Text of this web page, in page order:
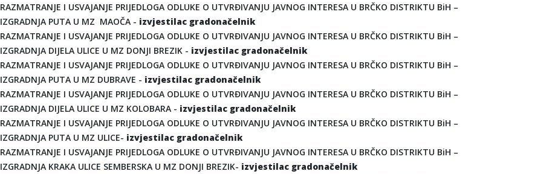
RAZMATRANJE I USVAJANJE PRIJEDLOGA ODLUKE O UTVRĐIVANJU JAVNOG INTERESA U BRČKO DISTRIKTU BiH –
IZGRADNJA PUTA U MZ MAOČA - izvjestilac gradonačelnik
RAZMATRANJE I USVAJANJE PRIJEDLOGA ODLUKE O UTVRĐIVANJU JAVNOG INTERESA U BRČKO DISTRIKTU BiH –
IZGRADNJA DIJELA ULICE U MZ DONJI BREZIK - izvjestilac gradonačelnik
RAZMATRANJE I USVAJANJE PRIJEDLOGA ODLUKE O UTVRĐIVANJU JAVNOG INTERESA U BRČKO DISTRIKTU BiH –
IZGRADNJA PUTA U MZ DUBRAVE - izvjestilac gradonačelnik
RAZMATRANJE I USVAJANJE PRIJEDLOGA ODLUKE O UTVRĐIVANJU JAVNOG INTERESA U BRČKO DISTRIKTU BiH –
IZGRADNJA DIJELA ULICE U MZ KOLOBARA - izvjestilac gradonačelnik
RAZMATRANJE I USVAJANJE PRIJEDLOGA ODLUKE O UTVRĐIVANJU JAVNOG INTERESA U BRČKO DISTRIKTU BiH –
IZGRADNJA PUTA U MZ ULICE- izvjestilac gradonačelnik
RAZMATRANJE I USVAJANJE PRIJEDLOGA ODLUKE O UTVRĐIVANJU JAVNOG INTERESA U BRČKO DISTRIKTU BiH –
IZGRADNJA KRAKA ULICE SEMBERSKA U MZ DONJI BREZIK- izvjestilac gradonačelnik